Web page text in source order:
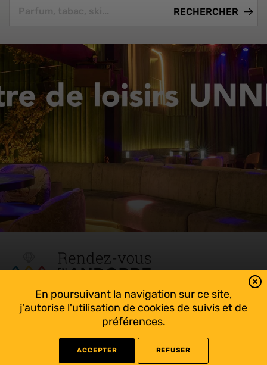
En poursuivant la navigation sur ce site,
j'autorise l'utilisation de cookies de suivis et de
préférences.
ACCEPTER REFUSER
Tout suivre sur l’Andorre!
Facebook